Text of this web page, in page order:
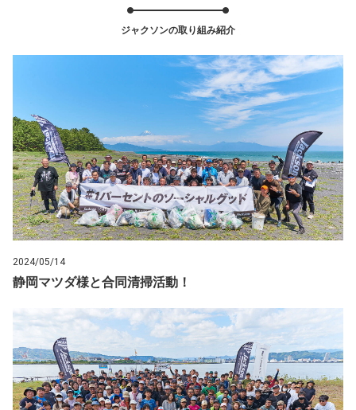
ジャクソンの取り組み紹介
2024/05/14
静岡マツダ様と合同清掃活動！